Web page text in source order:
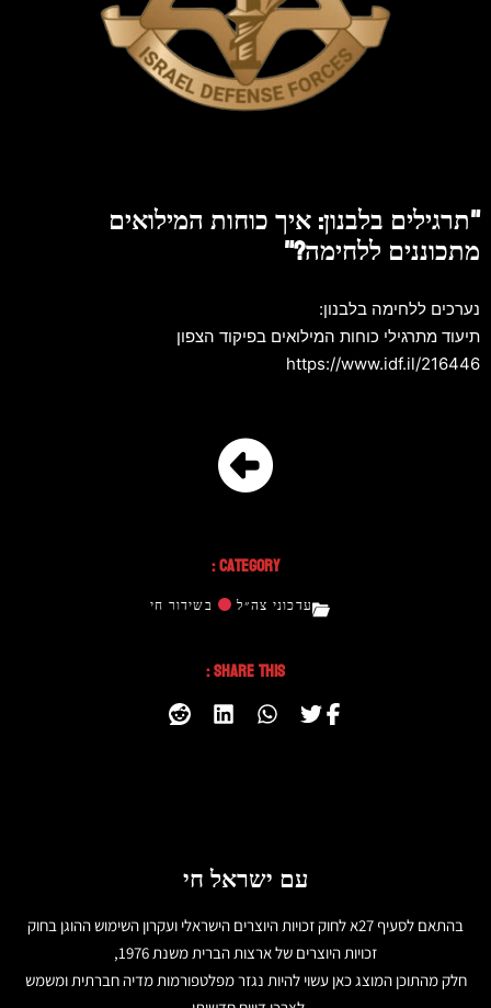
"תרגילים בלבנון: איך כוחות המילואים
מתכוננים ללחימה?"
נערכים ללחימה בלבנון:
תיעוד מתרגילי כוחות המילואים בפיקוד הצפון
https://www.idf.il/216446
Category :
עדכוני צה״ל בשידור חי
Share This :
עם ישראל חי
בהתאם לסעיף 27א לחוק זכויות היוצרים הישראלי ועקרון השימוש ההוגן בחוק
זכויות היוצרים של ארצות הברית משנת 1976,
חלק מהתוכן המוצג כאן עשוי להיות נגזר מפלטפורמות מדיה חברתית ומשמש